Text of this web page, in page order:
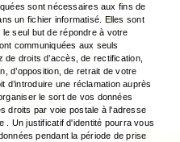
sont nécessaires aux fins de
un fichier informatisé. Elles sont
seul but de répondre à votre
communiquées aux seuls
droits d’accès, de rectification,
d’opposition, de retrait de votre
d’introduire une réclamation auprès
le sort de vos données
droits par voie postale à l'adresse
. Un justificatif d'identité pourra vous
pendant la période de prise